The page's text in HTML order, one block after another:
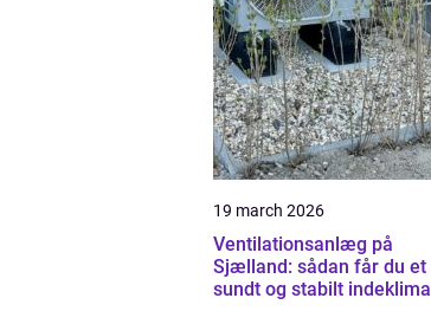
19 march 2026
Ventilationsanlæg på
Sjælland: sådan får du et
sundt og stabilt indeklima